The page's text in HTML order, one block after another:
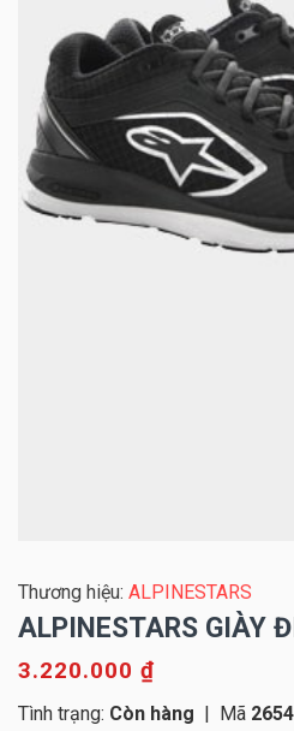
Thương hiệu: ALPINESTARS
ALPINESTARS GIÀY
3.220.000 ₫
Tình trạng: Còn hàng | Mã